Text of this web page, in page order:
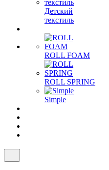
Детский
текстиль
ROLL FOAM
ROLL SPRING
Simple